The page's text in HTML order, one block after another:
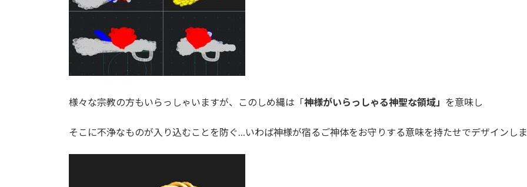
様々な宗教の方もいらっしゃいますが、このしめ縄は「神様がいらっしゃる神聖な領域」 を意味し
そこに不浄なものが入り込むことを防ぐ…いわば神様が宿るご神体をお守りする意味を持たせでデザインし